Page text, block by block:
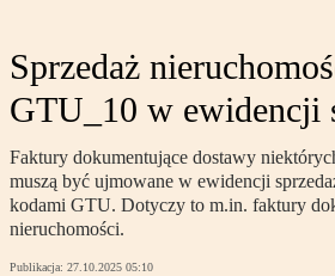
Sprzedaż
GTU_10 w ewidencji
Faktury dokumentujące dostawy
muszą być ujmowane w ewidencji
kodami GTU. Dotyczy to m.in. faktury
nieruchomości.
Publikacja: 27.10.2025 05:10